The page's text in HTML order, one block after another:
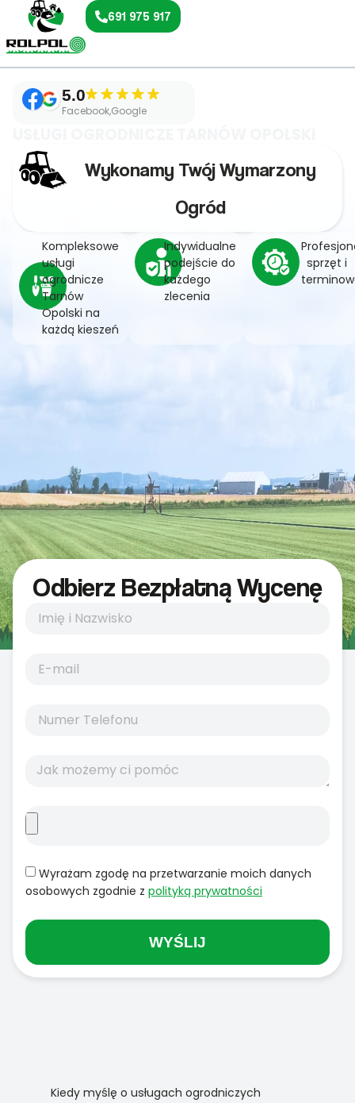
691 975 917
5.0
Facebook,Google
Wykonamy Twój Wymarzony
Ogród
Kompleksowe
usługi
ogrodnicze
Tarnów
Opolski na
każdą kieszeń
Indywidualne
podejście do
każdego
zlecenia
sprzęt i
Odbierz Bezpłatną Wycenę
Wyrażam zgodę na przetwarzanie moich danych
osobowych zgodnie z polityką prywatności
WYŚLIJ
Kiedy myślę o usługach ogrodniczych